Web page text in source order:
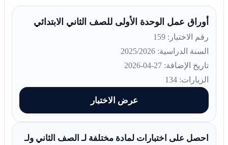
أوراق عمل الوحدة الأولى للصف الثاني الابتدائي
رقم الاختبار: 159
السنة الدراسية: 2025/2026
تاريخ الإضافة: 27-04-2026
الزيارات: 134
عرض الاختبار
احصل على اختبارات لمادة مختلفة لـ الصف الثاني ولـ